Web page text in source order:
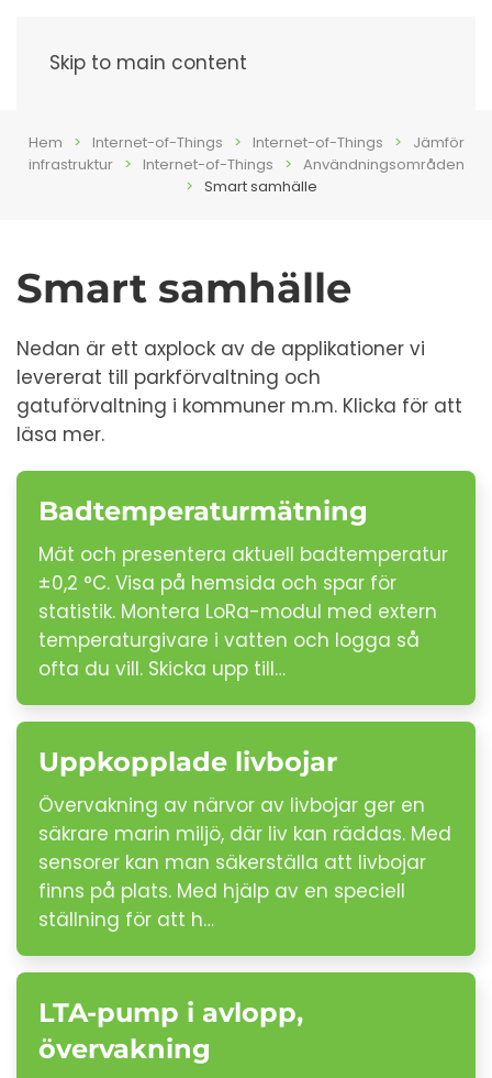
Skip to main content
Hem Internet-of-Things Internet-of-Things
Jämför
infrastruktur
Internet-of-Things
Användningsområden
Smart samhälle
Smart samhälle
Nedan är ett axplock av de applikationer vi
levererat till parkförvaltning och
gatuförvaltning i kommuner m.m. Klicka för att
läsa mer.
Badtemperaturmätning
Mät och presentera aktuell badtemperatur
±0,2 °C. Visa på hemsida och spar för
statistik. Montera LoRa-modul med extern
temperaturgivare i vatten och logga så
ofta du vill. Skicka upp till…
Uppkopplade livbojar
Övervakning av närvor av livbojar ger en
säkrare marin miljö, där liv kan räddas. Med
sensorer kan man säkerställa att livbojar
finns på plats. Med hjälp av en speciell
ställning för att h…
LTA-pump i avlopp,
övervakning